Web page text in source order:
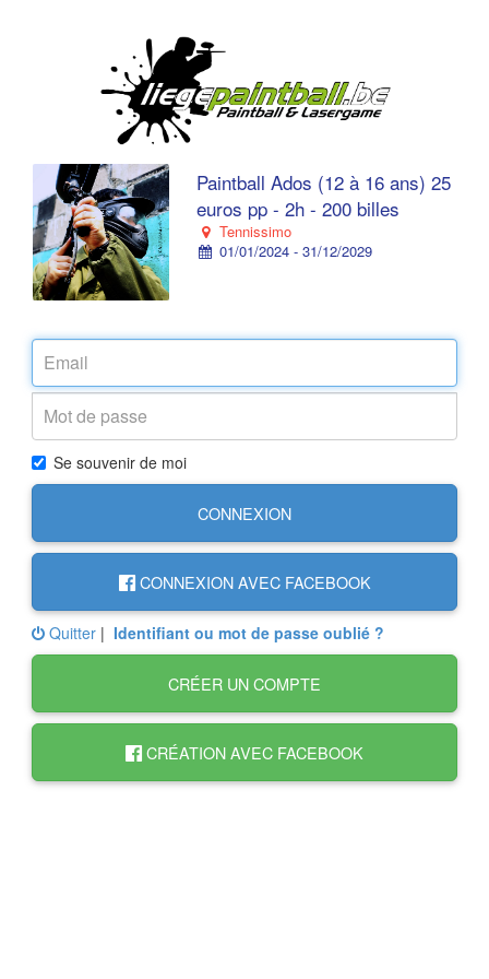
Paintball Ados (12 à 16 ans) 25
euros pp - 2h - 200 billes
Tennissimo
01/01/2024 - 31/12/2029
Se souvenir de moi
CONNEXION
CONNEXION AVEC FACEBOOK
Quitter | Identifiant ou mot de passe oublié ?
CRÉER UN COMPTE
CRÉATION AVEC FACEBOOK